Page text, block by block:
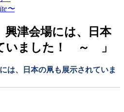
〜
は、日本の凧も展示されていま